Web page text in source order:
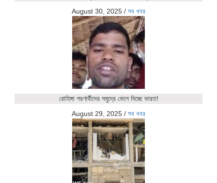
August 30, 2025 / সব খবর
রোহিঙ্গা শরণার্থীদের সমুদ্রে ফেলে দিচ্ছে ভারত!
August 29, 2025 / সব খবর